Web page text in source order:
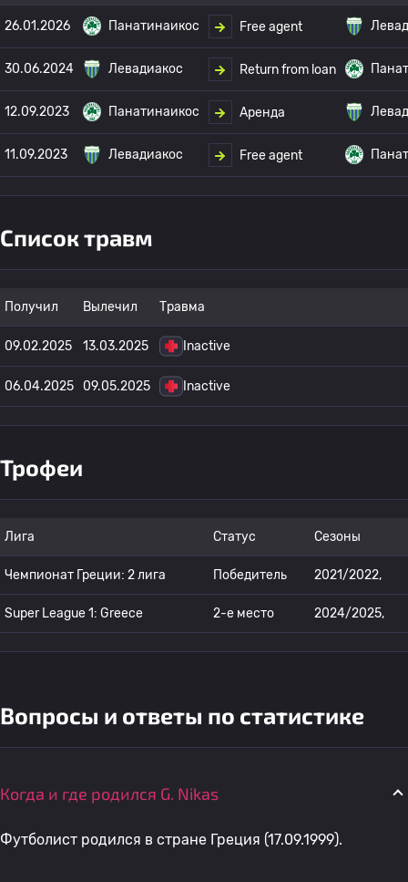
26.01.2026 Панатинаикос Free agent
30.06.2024 Левадиакос Return from loan
12.09.2023 Панатинаикос Аренда
11.09.2023 Левадиакос Free agent
Список травм
Получил Вылечил Травма
09.02.2025 13.03.2025 Inactive
06.04.2025 09.05.2025 Inactive
Трофеи
Лига Статус Сезоны
Чемпионат Греции: 2 лига Победитель 2021/2022,
Super League 1: Greece 2-е место 2024/2025,
Вопросы и ответы по статистике
Когда и где родился G. Nikas
Футболист родился в стране Греция (17.09.1999).